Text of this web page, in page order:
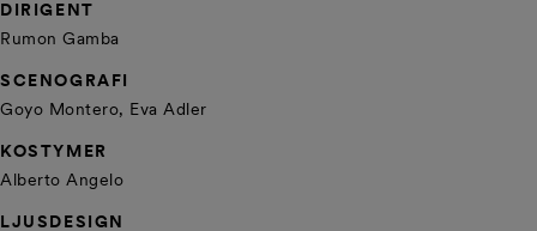
DIRIGENT
Rumon Gamba
SCENOGRAFI
Goyo Montero, Eva Adler
KOSTYMER
Alberto Angelo
LJUSDESIGN